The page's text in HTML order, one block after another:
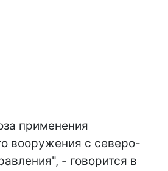
применения
вооружения с северо-
- говорится в